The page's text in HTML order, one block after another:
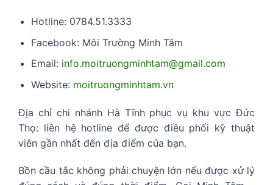
Hotline: 0784.51.3333
Facebook: Môi Trường Minh Tâm
Email: info.moitruongminhtam@gmail.com
Website: moitruongminhtam.vn
Địa chỉ chi nhánh Hà Tĩnh phục vụ khu vực Đức
Thọ: liên hệ hotline để được điều phối kỹ thuật
viên gần nhất đến địa điểm của bạn.
Bồn cầu tắc không phải chuyện lớn nếu được xử lý